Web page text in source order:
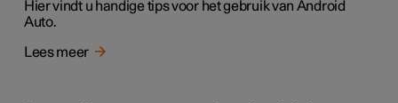
Hier vindt u handige tips voor het gebruik van Android
Auto.
Lees meer